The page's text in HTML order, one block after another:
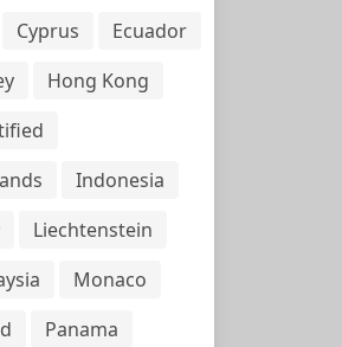
Cyprus
Ecuador
Hong Kong
Indonesia
Liechtenstein
Monaco
Panama